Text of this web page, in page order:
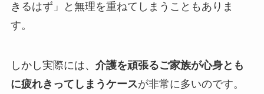
きるはず」と無理を重ねてしまうこともありま
す。
しかし実際には、 介護を頑張るご家族が心身とも
に疲れきってしまうケースが非常に多いのです。